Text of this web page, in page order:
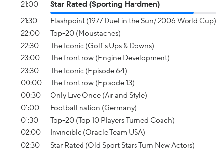
21:00
Star Rated (Sporting Hardmen)
21:30
Flashpoint (1977 Duel in the Sun/ 2006 World Cup)
22:00
Top-20 (Moustaches)
22:30
The Iconic (Golf's Ups & Downs)
23:00
The front row (Engine Development)
23:30
The Iconic (Episode 64)
00:00
The front row (Episode 13)
00:30
Only Live Once (Air and Style)
01:00
Football nation (Germany)
01:30
Top-20 (Top 10 Players Turned Coach)
02:00
Invincible (Oracle Team USA)
02:30
Star Rated (Old Sport Stars Turn New Actors)